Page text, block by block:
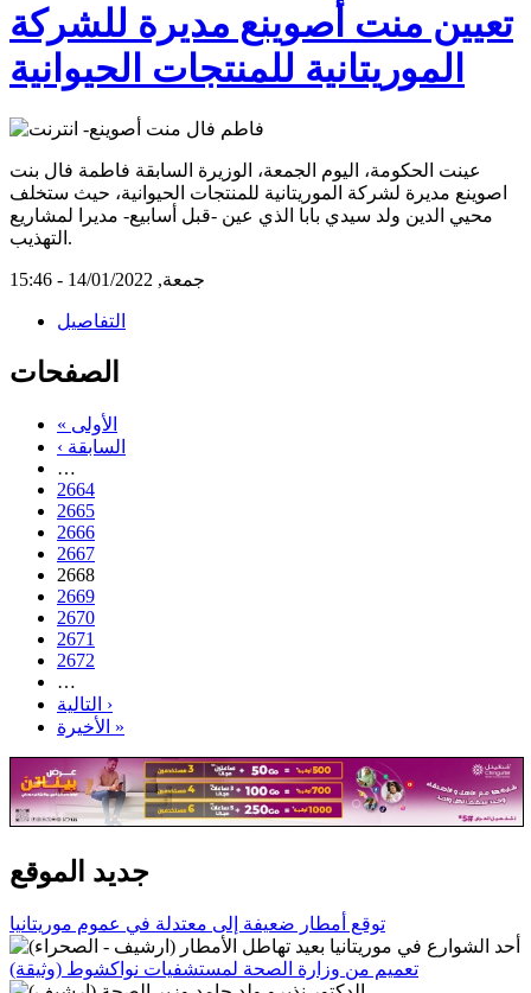
تعيين منت أصوينع مديرة للشركة
الموريتانية للمنتجات الحيوانية
عينت الحكومة، اليوم الجمعة، الوزيرة السابقة فاطمة فال بنت
اصوينع مديرة لشركة الموريتانية للمنتجات الحيوانية، حيث ستخلف
محيي الدين ولد سيدي بابا الذي عين -قبل أسابيع- مديرا لمشاريع
التهذيب.
جمعة, 14/01/2022 - 15:46
التفاصيل
الصفحات
« الأولى
‹ السابقة
…
2664
2665
2666
2667
2668
2669
2670
2671
2672
…
التالية ›
الأخيرة »
جديد الموقع
توقع أمطار ضعيفة إلى معتدلة في عموم موريتانيا
تعميم من وزارة الصحة لمستشفيات نواكشوط (وثيقة)